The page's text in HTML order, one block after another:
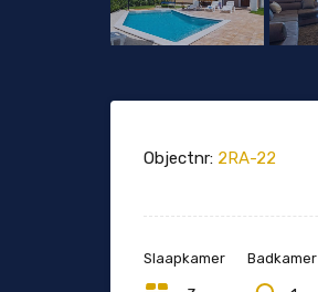
Objectnr: 2RA-22
Slaapkamer Badkamer